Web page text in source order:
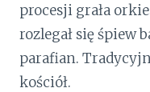
procesji grała
rozlegał się śpiew
parafian.
kościół.